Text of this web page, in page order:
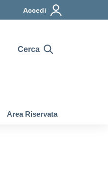
Accedi
Cerca
Area Riservata